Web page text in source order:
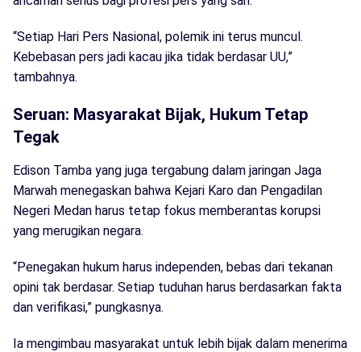
“Setiap Hari Pers Nasional, polemik ini terus muncul.
Kebebasan pers jadi kacau jika tidak berdasar UU,”
tambahnya.
Seruan: Masyarakat Bijak, Hukum Tetap
Tegak
Edison Tamba yang juga tergabung dalam jaringan Jaga
Marwah menegaskan bahwa Kejari Karo dan Pengadilan
Negeri Medan harus tetap fokus memberantas korupsi
yang merugikan negara.
“Penegakan hukum harus independen, bebas dari tekanan
opini tak berdasar. Setiap tuduhan harus berdasarkan fakta
dan verifikasi,” pungkasnya.
Ia mengimbau masyarakat untuk lebih bijak dalam menerima